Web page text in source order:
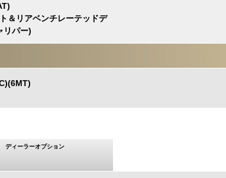
＆リアベンチレーテッドデ
リパー)
ディーラーオプション